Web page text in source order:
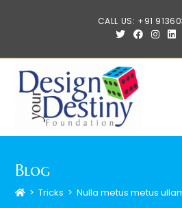
CALL US: +91
Blog
> Tricks > Nulla metus metus